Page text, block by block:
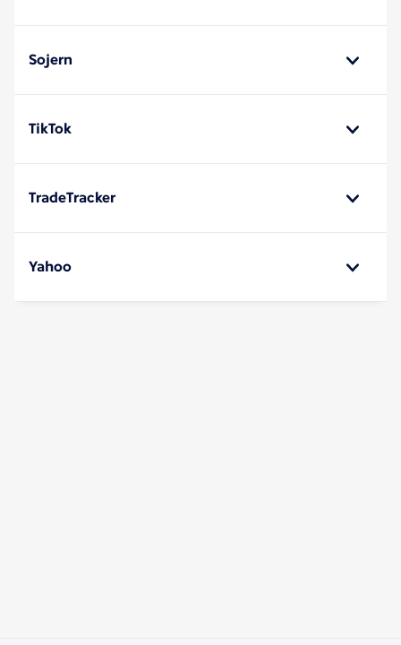
Sojern
TikTok
TradeTracker
Yahoo